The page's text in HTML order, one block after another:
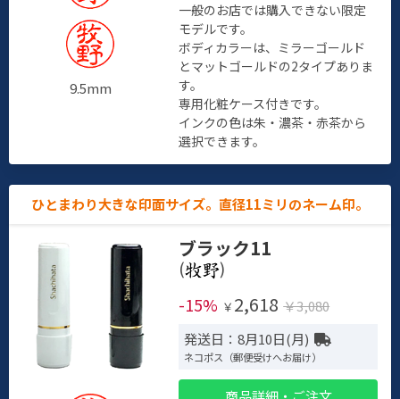
9.5mm
一般のお店では購入できない限定
モデルです。
ボディカラーは、ミラーゴールド
とマットゴールドの2タイプありま
す。
専用化粧ケース付きです。
インクの色は朱・濃茶・赤茶から
選択できます。
ひとまわり大きな印面サイズ。直径11ミリのネーム印。
ブラック11
(
)
-15% ￥ 2,618 ￥3,080
発送日：8月10日(月)
ネコポス（郵便受けへお届け）